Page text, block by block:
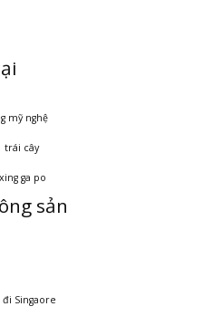
mỹ nghệ
trái cây
xing ga po
sản
Singaore